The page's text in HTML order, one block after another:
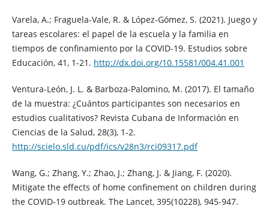
Varela, A.; Fraguela-Vale, R. & López-Gómez, S. (2021). Juego y
tareas escolares: el papel de la escuela y la familia en
tiempos de confinamiento por la COVID-19. Estudios sobre
Educación, 41, 1-21. http://dx.doi.org/10.15581/004.41.001
Ventura-León, J. L. & Barboza-Palomino, M. (2017). El tamaño
de la muestra: ¿Cuántos participantes son necesarios en
estudios cualitativos? Revista Cubana de Información en
Ciencias de la Salud, 28(3), 1-2.
http://scielo.sld.cu/pdf/ics/v28n3/rci09317.pdf
Wang, G.; Zhang, Y.; Zhao, J.; Zhang, J. & Jiang, F. (2020).
Mitigate the effects of home confinement on children during
the COVID-19 outbreak. The Lancet, 395(10228), 945-947.